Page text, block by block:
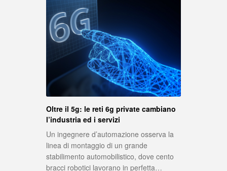
Oltre il 5g: le reti 6g private cambiano
l’industria ed i servizi
Un ingegnere d’automazione osserva la
linea di montaggio di un grande
stabilimento automobilistico, dove cento
bracci robotici lavorano in perfetta…